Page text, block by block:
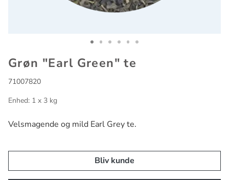
Grøn "Earl Green" te
71007820
Enhed: 1 x 3 kg
Velsmagende og mild Earl Grey te.
Bliv kunde